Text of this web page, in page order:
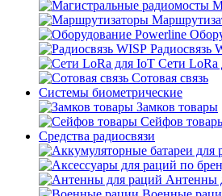
Радиосвязь
Сети LoRa
Сотовая связь
Системы биометрические
Замков товары
Сейфов
Средства радиосвязи
Антенны